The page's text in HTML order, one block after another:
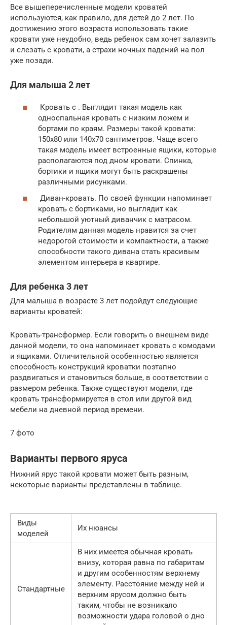
Все вышеперечисленные модели кроватей
используются, как правило, для детей до 2 лет. По
достижению этого возраста использовать такие
кровати уже неудобно, ведь ребенок сам хочет залазить
и слезать с кровати, а страхи ночных падений на пол
уже позади.
Для малыша 2 лет
Кровать с . Выглядит такая модель как
односпальная кровать с низким ложем и
бортами по краям. Размеры такой кровати:
150х80 или 140х70 сантиметров. Чаще всего
такая модель имеет встроенные ящики, которые
располагаются под дном кровати. Спинка,
бортики и ящики могут быть раскрашены
различными рисунками.
Диван-кровать. По своей функции напоминает
кровать с бортиками, но выглядит как
небольшой уютный диванчик с матрасом.
Родителям данная модель нравится за счет
недорогой стоимости и компактности, а также
способности такого дивана стать красивым
элементом интерьера в квартире.
Для ребенка 3 лет
Для малыша в возрасте 3 лет подойдут следующие
варианты кроватей:
Кровать-трансформер. Если говорить о внешнем виде
данной модели, то она напоминает кровать с комодами
и ящиками. Отличительной особенностью является
способность конструкций кроватки поэтапно
раздвигаться и становиться больше, в соответствии с
размером ребенка. Также существуют модели, где
кровать трансформируется в стол или другой вид
мебели на дневной период времени.
7 фото
Варианты первого яруса
Нижний ярус такой кровати может быть разным,
некоторые варианты представлены в таблице.
Виды
моделей
Их нюансы
Стандартные
В них имеется обычная кровать
внизу, которая равна по габаритам
и другим особенностям верхнему
элементу. Расстояние между ней и
верхним ярусом должно быть
таким, чтобы не возникало
возможности удара головой о дно